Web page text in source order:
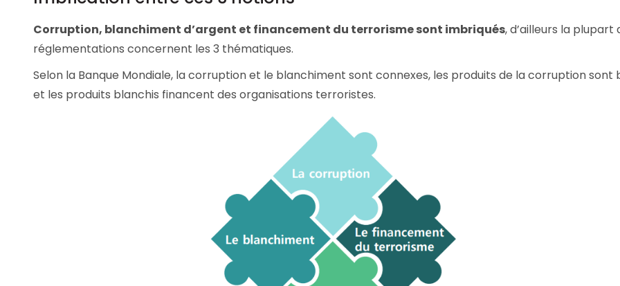
Corruption, blanchiment d’argent et financement du terrorisme sont imbriqués, d’ailleurs la plupart
réglementations concernent les 3 thématiques.
Selon la Banque Mondiale, la corruption et le blanchiment sont connexes, les produits de la corruption sont
et les produits blanchis financent des organisations terroristes.